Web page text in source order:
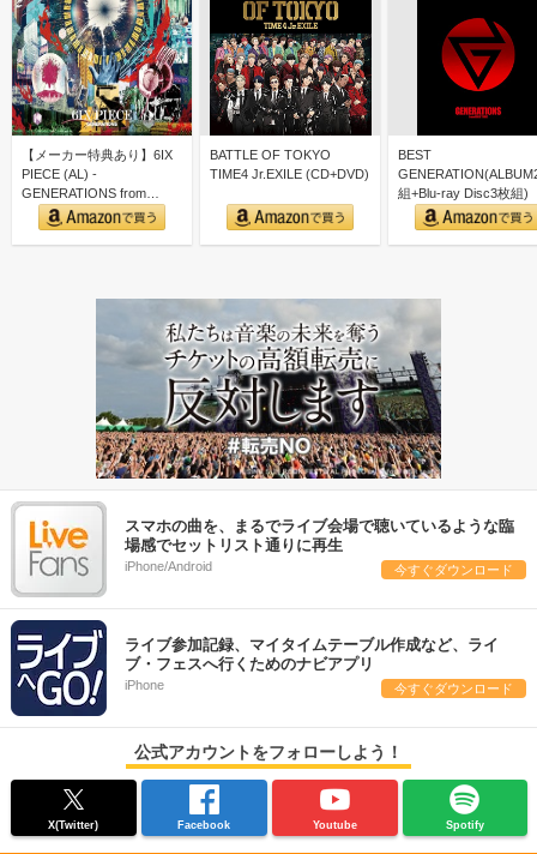
【メーカー特典あり】6IX
PIECE (AL) -
GENERATIONS from
EXILE…
BATTLE OF TOKYO
TIME4 Jr.EXILE (CD+DVD)
BEST
組+Blu-ray Disc3枚組)
スマホの曲を、まるでライブ会場で聴いているような臨
場感でセットリスト通りに再生
iPhone/Android 今すぐダウンロード
ライブ参加記録、マイタイムテーブル作成など、ライ
ブ・フェスへ行くためのナビアプリ
iPhone 今すぐダウンロード
公式アカウントをフォローしよう！
X(Twitter) Facebook Youtube Spotify